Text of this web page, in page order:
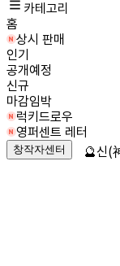
카테고리
홈
상시 판매
인기
공개예정
신규
마감임박
럭키드로우
영퍼센트 레터
창작자센터 🔮신(